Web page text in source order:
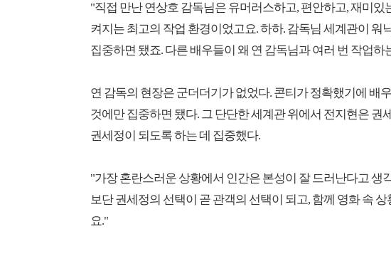
"직접 만난 연상호 감독님은 유머러스하고, 편안하고, 재미있
켜지는 최고의 작업 환경이었고요. 하하. 감독님 세계관이 워
집중하면 됐죠. 다른 배우들이 왜 연 감독님과 여러 번 작업하
연 감독의 현장은 군더더기가 없었다. 콘티가 정확했기에 배
것에만 집중하면 됐다. 그 단단한 세계관 위에서 전지현은
권세정이 되도록 하는 데 집중했다.
"가장 혼란스러운 상황에서 인간은 본성이 잘 드러난다고 생
보단 권세정의 선택이 곧 관객의 선택이 되고, 함께 영화 속
요."